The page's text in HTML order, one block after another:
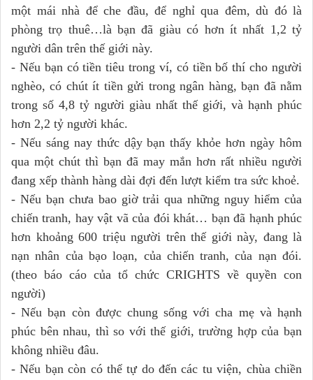
một mái nhà để che đầu, để nghỉ qua đêm, dù đó là
phòng trọ thuê…là bạn đã giàu có hơn ít nhất 1,2 tỷ
người dân trên thế giới này.
- Nếu bạn có tiền tiêu trong ví, có tiền bố thí cho người
nghèo, có chút ít tiền gửi trong ngân hàng, bạn đã nằm
trong số 4,8 tỷ người giàu nhất thế giới, và hạnh phúc
hơn 2,2 tỷ người khác.
- Nếu sáng nay thức dậy bạn thấy khỏe hơn ngày hôm
qua một chút thì bạn đã may mắn hơn rất nhiều người
đang xếp thành hàng dài đợi đến lượt kiểm tra sức khoẻ.
- Nếu bạn chưa bao giờ trải qua những nguy hiểm của
chiến tranh, hay vật vã của đói khát… bạn đã hạnh phúc
hơn khoảng 600 triệu người trên thế giới này, đang là
nạn nhân của bạo loạn, của chiến tranh, của nạn đói.
(theo báo cáo của tổ chức CRIGHTS về quyền con
người)
- Nếu bạn còn được chung sống với cha mẹ và hạnh
phúc bên nhau, thì so với thế giới, trường hợp của bạn
không nhiều đâu.
- Nếu bạn còn có thể tự do đến các tu viện, chùa chiền